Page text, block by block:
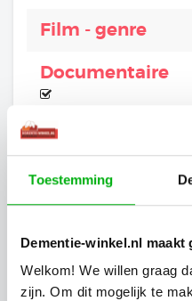
Toestemming
Dementie-winkel.nl maakt
Welkom! We willen graag
zijn. Om dit mogelijk te
Film - genre
Documentaire
Komedie